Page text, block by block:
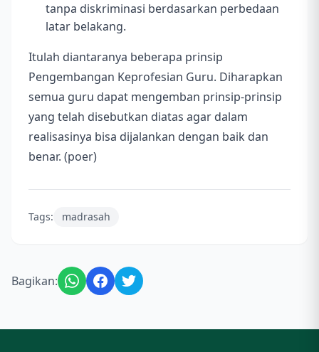
tanpa diskriminasi berdasarkan perbedaan
latar belakang.
Itulah diantaranya beberapa prinsip
Pengembangan Keprofesian Guru. Diharapkan
semua guru dapat mengemban prinsip-prinsip
yang telah disebutkan diatas agar dalam
realisasinya bisa dijalankan dengan baik dan
benar. (poer)
Tags: madrasah
Bagikan: